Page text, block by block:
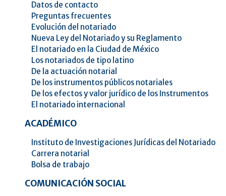
Datos de contacto
Preguntas frecuentes
Evolución del notariado
Nueva Ley del Notariado y su Reglamento
El notariado en la Ciudad de México
Los notariados de tipo latino
De la actuación notarial
De los instrumentos públicos notariales
De los efectos y valor jurídico de los Instrumentos
El notariado internacional
ACADÉMICO
Instituto de Investigaciones Jurídicas del Notariado
Carrera notarial
Bolsa de trabajo
COMUNICACIÓN SOCIAL